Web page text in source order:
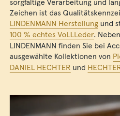
sorgfältige Verarbeitung und
Zeichen ist das
LINDENMANN Herstellung und
100 % echtes VoLLLeder.
LINDENMANN finden Sie bei
ausgewählte Kollektionen von
DANIEL HECHTER und